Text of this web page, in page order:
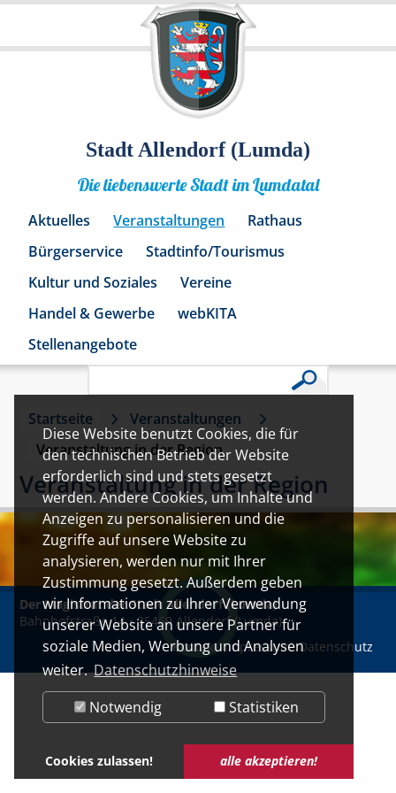
Diese Website benutzt Cookies, die für
den technischen Betrieb der Website
erforderlich sind und stets gesetzt
werden. Andere Cookies, um Inhalte und
Anzeigen zu personalisieren und die
Zugriffe auf unsere Website zu
analysieren, werden nur mit Ihrer
Zustimmung gesetzt. Außerdem geben
wir Informationen zu Ihrer Verwendung
unserer Website an unsere Partner für
soziale Medien, Werbung und Analysen
weiter.Datenschutzhinweise
Notwendig
Statistiken
Cookies zulassen! alle akzeptieren!
Stadt Allendorf (Lumda)
Die liebenswerte Stadt im Lumdatal
Aktuelles Veranstaltungen
Rathaus
Bürgerservice
Stadtinfo/Tourismus
Kultur und Soziales
Vereine
Handel & Gewerbe
webKITA
Stellenangebote
Startseite
Veranstaltungen
Veranstaltung in der Region
Veranstaltung in der Region
Der Magistrat der Stadt Allendorf (Lumda)•
Bahnhofstraße 14 • 35469 Allendorf (Lumda)
Kontakt Impressum Datenschutz